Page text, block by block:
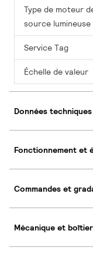
Type de moteur
source lumineuse
Service Tag
Échelle de valeur
Données
Fonctionnement et
Commandes et
Mécanique et boîtier